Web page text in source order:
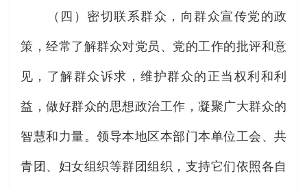
（四）密切联系群众，向群众宣传党的政
策，经常了解群众对党员、党的工作的批评和意
见，了解群众诉求，维护群众的正当权利和利
益，做好群众的思想政治工作，凝聚广大群众的
智慧和力量。领导本地区本部门本单位工会、共
青团、妇女组织等群团组织，支持它们依照各自